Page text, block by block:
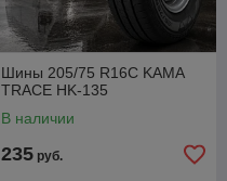
Шины 205/75 R16C KAMA
TRACE HK-135
В наличии
235 руб.